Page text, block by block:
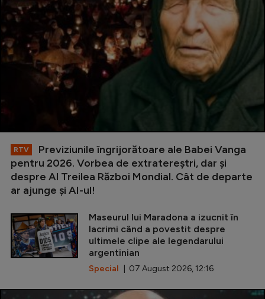
RTV
Previziunile îngrijorătoare ale Babei Vanga
pentru 2026. Vorbea de extratereștri, dar și
despre Al Treilea Război Mondial. Cât de departe
ar ajunge și AI-ul!
Maseurul lui Maradona a izucnit în
lacrimi când a povestit despre
ultimele clipe ale legendarului
argentinian
Special | 07 August 2026, 12:16